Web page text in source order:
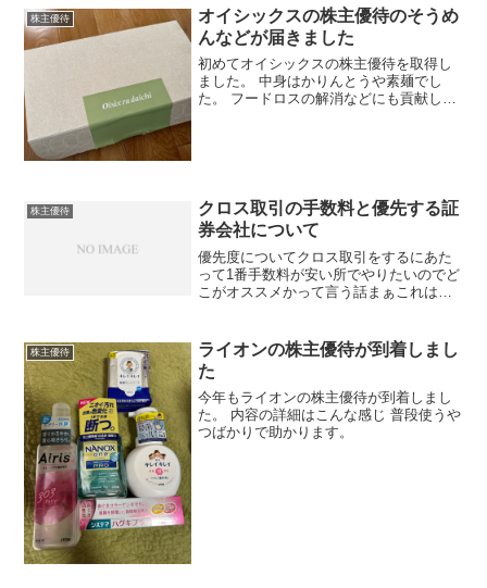
メロディなど人気キャラクターが大集合
した2026年版のデザ...
株主優待
オイシックスの株主優待のそうめ
んなどが届きました
初めてオイシックスの株主優待を取得し
ました。 中身はかりんとうや素麺でし
た。 フードロスの解消などにも貢献して
株主優待
クロス取引の手数料と優先する証
券会社について
優先度についてクロス取引をするにあた
って1番手数料が安い所でやりたいのでど
こがオススメかって言う話まぁこれはほ
かも、信用取引の手数料無料と、あと自
分は普通にSBIと...
株主優待
ライオンの株主優待が到着しまし
た
今年もライオンの株主優待が到着しまし
た。 内容の詳細はこんな感じ 普段使うや
つばかりで助かります。